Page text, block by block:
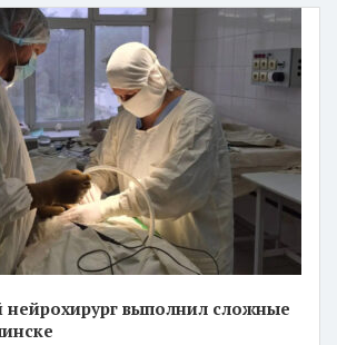
нейрохирург выполнил сложные